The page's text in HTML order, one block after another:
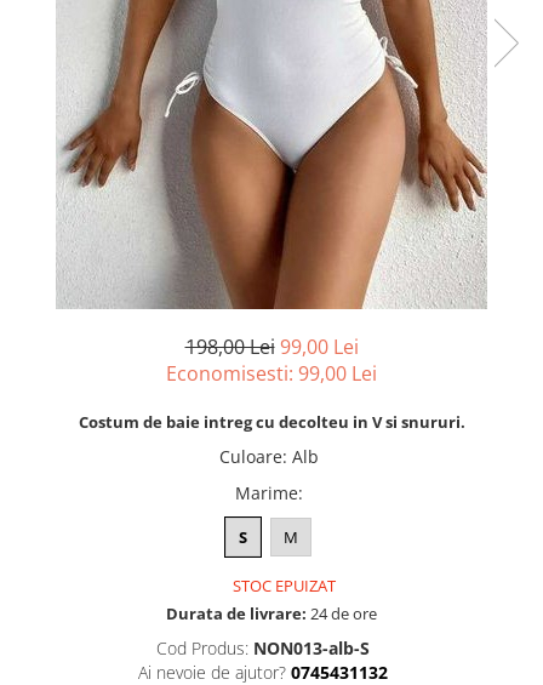
198,00 Lei 99,00 Lei
Economisesti: 99,00 Lei
Costum de baie intreg cu decolteu in V si snururi.
Culoare: Alb
Marime:
S M
STOC EPUIZAT
Durata de livrare: 24 de ore
Cod Produs: NON013-alb-S
Ai nevoie de ajutor? 0745431132